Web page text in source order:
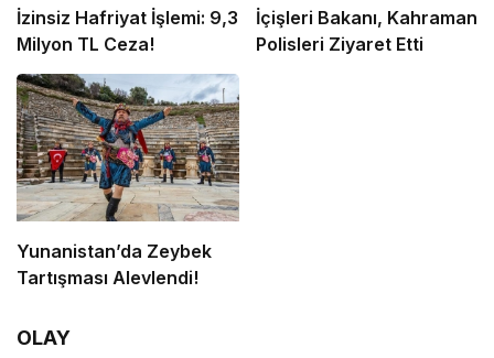
İzinsiz Hafriyat İşlemi: 9,3
Milyon TL Ceza!
İçişleri Bakanı, Kahraman
Polisleri Ziyaret Etti
Yunanistan’da Zeybek
Tartışması Alevlendi!
OLAY